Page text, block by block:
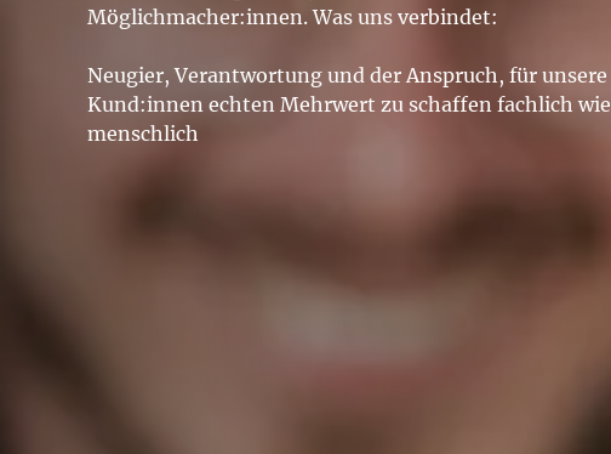
Möglichmacher:innen. Was uns verbindet:
Neugier, Verantwortung und der Anspruch, für unsere
Kund:innen echten Mehrwert zu schaffen fachlich wie
menschlich